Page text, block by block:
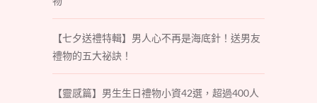
【七夕送禮特輯】男人心不再是海底針！送男友
禮物的五大祕訣！
【靈感篇】男生生日禮物小資42選，超過400人